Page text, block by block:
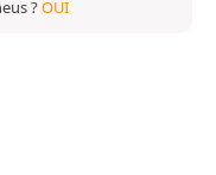
?OUI